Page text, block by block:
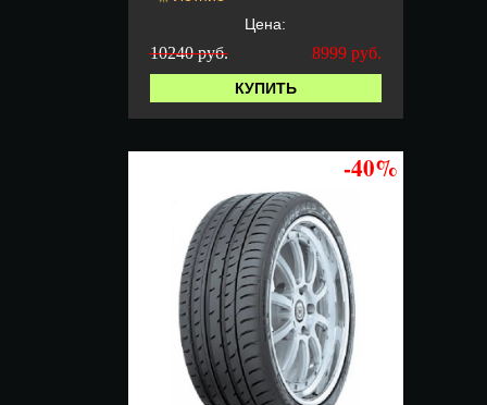
Цена:
10240 руб. 8999 руб.
КУПИТЬ
-40%